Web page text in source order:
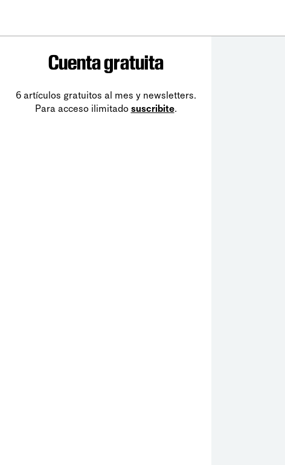
Cuenta gratuita
6 artículos gratuitos al mes y newsletters.
Para acceso ilimitado suscribite.